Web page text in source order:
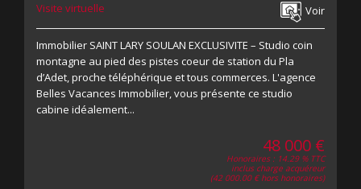
Visite virtuelle
Voir
Immobilier SAINT LARY SOULAN EXCLUSIVITE – Studio coin
montagne au pied des pistes coeur de station du Pla
d’Adet, proche téléphérique et tous commerces. L'agence
Belles Vacances Immobilier, vous présente ce studio
cabine idéalement...
48 000 €
Honoraires : 14.29 % TTC
inclus charge acquéreur
(42 000.00 € hors honoraires)